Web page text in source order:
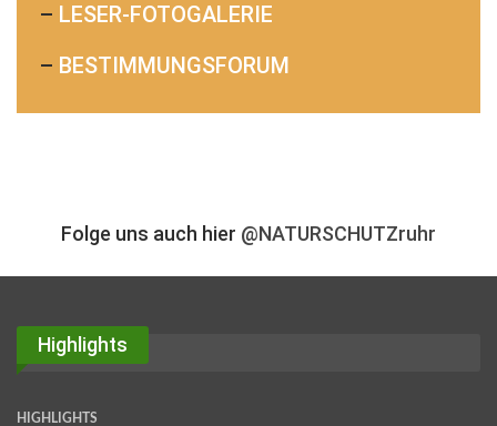
– LESER-FOTOGALERIE
– BESTIMMUNGSFORUM
Folge uns auch hier @NATURSCHUTZruhr
Highlights
HIGHLIGHTS